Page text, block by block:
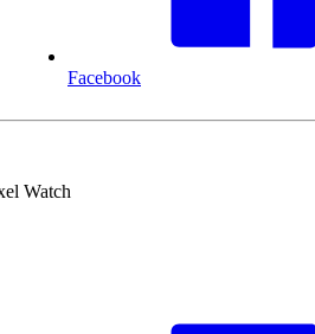
Facebook
Watch